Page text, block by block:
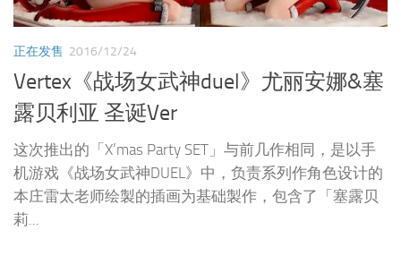
正在发售 2016/12/24
Vertex《战场女武神duel》尤丽安娜&塞
露贝利亚 圣诞Ver
这次推出的「X’mas Party SET」与前几作相同，是以手
机游戏《战场女武神DUEL》中，负责系列作角色设计的
本庄雷太老师绘製的插画为基础製作，包含了「塞露贝
莉...